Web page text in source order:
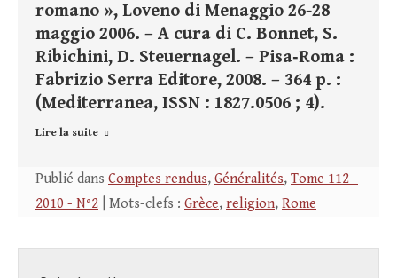
romano », Loveno di Menaggio 26-28
maggio 2006. – A cura di C. Bonnet, S.
Ribichini, D. Steuernagel. – Pisa‑Roma :
Fabrizio Serra Editore, 2008. – 364 p. :
(Mediterranea, ISSN : 1827.0506 ; 4).
Lire la suite
Publié dans Comptes rendus, Généralités, Tome 112 -
2010 - N°2 | Mots-clefs : Grèce, religion, Rome